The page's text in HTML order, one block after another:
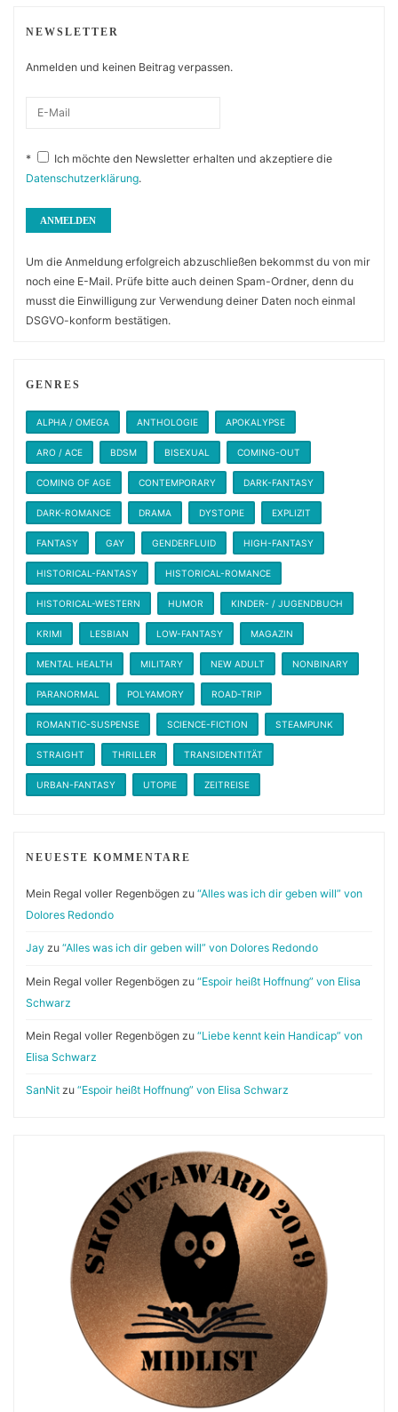
NEWSLETTER
Anmelden und keinen Beitrag verpassen.
*
Ich möchte den Newsletter erhalten und akzeptiere die
Datenschutzerklärung.
Um die Anmeldung erfolgreich abzuschließen bekommst du von mir
noch eine E-Mail. Prüfe bitte auch deinen Spam-Ordner, denn du
musst die Einwilligung zur Verwendung deiner Daten noch einmal
DSGVO-konform bestätigen.
GENRES
ALPHA / OMEGA ANTHOLOGIE APOKALYPSE
ARO / ACE BDSM BISEXUAL COMING-OUT
COMING OF AGE CONTEMPORARY DARK-FANTASY
DARK-ROMANCE DRAMA DYSTOPIE EXPLIZIT
FANTASY GAY GENDERFLUID HIGH-FANTASY
HISTORICAL-FANTASY HISTORICAL-ROMANCE
HISTORICAL-WESTERN HUMOR KINDER- / JUGENDBUCH
KRIMI LESBIAN LOW-FANTASY MAGAZIN
MENTAL HEALTH MILITARY NEW ADULT NONBINARY
PARANORMAL POLYAMORY ROAD-TRIP
ROMANTIC-SUSPENSE SCIENCE-FICTION STEAMPUNK
STRAIGHT THRILLER TRANSIDENTITÄT
URBAN-FANTASY UTOPIE ZEITREISE
NEUESTE KOMMENTARE
Mein Regal voller Regenbögenzu “Alles was ich dir geben will” von
Dolores Redondo
Jayzu “Alles was ich dir geben will” von Dolores Redondo
Mein Regal voller Regenbögenzu “Espoir heißt Hoffnung” von Elisa
Schwarz
Mein Regal voller Regenbögenzu “Liebe kennt kein Handicap” von
Elisa Schwarz
SanNitzu “Espoir heißt Hoffnung” von Elisa Schwarz